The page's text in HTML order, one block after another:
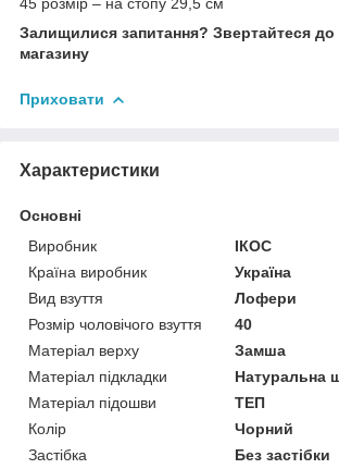
Залищилися запитання? Звертайтеся
магазину
Приховати
Характеристики
Основні
Виробник
ІКОС
Країна виробник
Україна
Вид взуття
Лофери
Розмір чоловічого взуття
40
Матеріал верху
Замша
Матеріал підкладки
Натуральна
Матеріал підошви
ТЕП
Колір
Чорний
Застібка
Без застібки